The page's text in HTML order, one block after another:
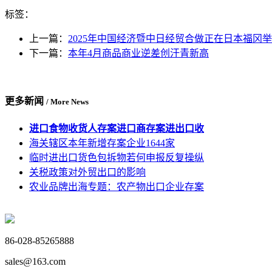
标签：
上一篇： 2025年中国经济暨中日经贸合做正在日本福冈
下一篇： 本年4月商品商业逆差创汗青新高
更多新闻 / More News
进口食物收货人存案进口商存案进出口收
海关辖区本年新增存案企业1644家
临时进出口货色包拆物若何申报反复操纵
关税政策对外贸出口的影响
农业品牌出海专题：农产物出口企业存案
86-028-85265888
sales@163.com